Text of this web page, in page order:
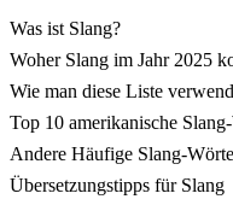
Was ist Slang?
Woher Slang im Jahr 2025
Wie man diese Liste
Top 10 amerikanische
Andere Häufige Slang-
Übersetzungstipps für Slang